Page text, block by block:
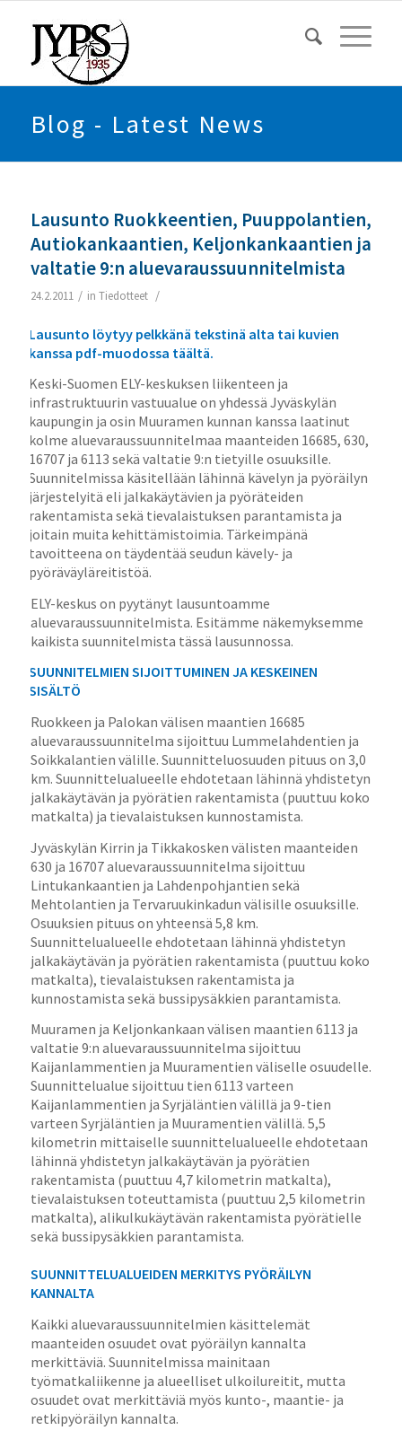
Blog - Latest News
Lausunto Ruokkeentien, Puuppolantien,
Autiokankaantien, Keljonkankaantien ja
valtatie 9:n aluevaraussuunnitelmista
24.2.2011 / in Tiedotteet /
Lausunto löytyy pelkkänä tekstinä alta tai kuvien
kanssa pdf-muodossa täältä.
Keski-Suomen ELY-keskuksen liikenteen ja
infrastruktuurin vastuualue on yhdessä Jyväskylän
kaupungin ja osin Muuramen kunnan kanssa laatinut
kolme aluevaraussuunnitelmaa maanteiden 16685, 630,
16707 ja 6113 sekä valtatie 9:n tietyille osuuksille.
Suunnitelmissa käsitellään lähinnä kävelyn ja pyöräilyn
järjestelyitä eli jalkakäytävien ja pyöräteiden
rakentamista sekä tievalaistuksen parantamista ja
joitain muita kehittämistoimia. Tärkeimpänä
tavoitteena on täydentää seudun kävely- ja
pyöräväyläreitistöä.
ELY-keskus on pyytänyt lausuntoamme
aluevaraussuunnitelmista. Esitämme näkemyksemme
kaikista suunnitelmista tässä lausunnossa.
SUUNNITELMIEN SIJOITTUMINEN JA KESKEINEN
SISÄLTÖ
Ruokkeen ja Palokan välisen maantien 16685
aluevaraussuunnitelma sijoittuu Lummelahdentien ja
Soikkalantien välille. Suunnitteluosuuden pituus on 3,0
km. Suunnittelualueelle ehdotetaan lähinnä yhdistetyn
jalkakäytävän ja pyörätien rakentamista (puuttuu koko
matkalta) ja tievalaistuksen kunnostamista.
Jyväskylän Kirrin ja Tikkakosken välisten maanteiden
630 ja 16707 aluevaraussuunnitelma sijoittuu
Lintukankaantien ja Lahdenpohjantien sekä
Mehtolantien ja Tervaruukinkadun välisille osuuksille.
Osuuksien pituus on yhteensä 5,8 km.
Suunnittelualueelle ehdotetaan lähinnä yhdistetyn
jalkakäytävän ja pyörätien rakentamista (puuttuu koko
matkalta), tievalaistuksen rakentamista ja
kunnostamista sekä bussipysäkkien parantamista.
Muuramen ja Keljonkankaan välisen maantien 6113 ja
valtatie 9:n aluevaraussuunnitelma sijoittuu
Kaijanlammentien ja Muuramentien väliselle osuudelle.
Suunnittelualue sijoittuu tien 6113 varteen
Kaijanlammentien ja Syrjäläntien välillä ja 9-tien
varteen Syrjäläntien ja Muuramentien välillä. 5,5
kilometrin mittaiselle suunnittelualueelle ehdotetaan
lähinnä yhdistetyn jalkakäytävän ja pyörätien
rakentamista (puuttuu 4,7 kilometrin matkalta),
tievalaistuksen toteuttamista (puuttuu 2,5 kilometrin
matkalta), alikulkukäytävän rakentamista pyörätielle
sekä bussipysäkkien parantamista.
SUUNNITTELUALUEIDEN MERKITYS PYÖRÄILYN
KANNALTA
Kaikki aluevaraussuunnitelmien käsittelemät
maanteiden osuudet ovat pyöräilyn kannalta
merkittäviä. Suunnitelmissa mainitaan
työmatkaliikenne ja alueelliset ulkoilureitit, mutta
osuudet ovat merkittäviä myös kunto-, maantie- ja
retkipyöräilyn kannalta.